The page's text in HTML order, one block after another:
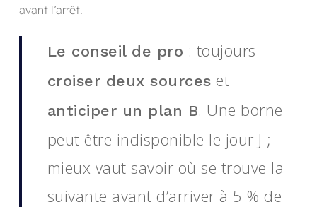
avant l’arrêt.
Le conseil de pro : toujours
croiser deux sources et
anticiper un plan B. Une borne
peut être indisponible le jour J ;
mieux vaut savoir où se trouve la
suivante avant d’arriver à 5 % de